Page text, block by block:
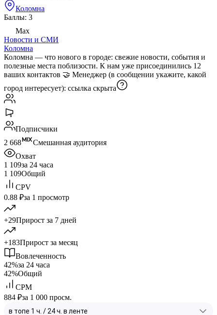
Коломна
Баллы: 3
Max
Новости и СМИ
Коломна
Коломна — что нового в городе: свежие новости, события и
полезные места поблизости. К нам уже присоединились 12
ваших контактов 🤝 Менеджер (в сообщении укажите, какой
город интересует): ссылка скрыта
Подписчики
2 668
Смешанная аудитория
Охват
1 109за 24 часа
1 109Общий
CPV
0.88 ₽за 1 просмотр
+29Прирост за 7 дней
+183Прирост за месяц
Вовлеченность
42%за 24 часа
42%Общий
CPM
884 ₽за 1 000 просм.